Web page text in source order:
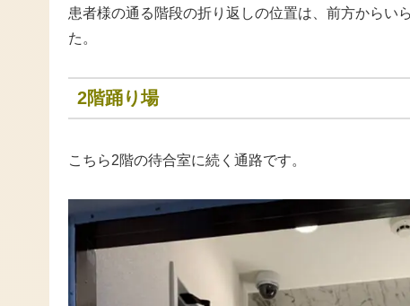
患者様の通る階段の折り返しの位置は、前方からい
た。
2階踊り場
こちら2階の待合室に続く通路です。